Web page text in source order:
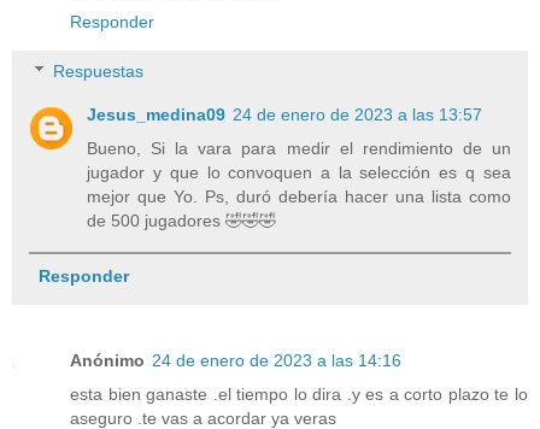
Responder
Respuestas
Jesus_medina09 24 de enero de 2023 a las 13:57
Bueno, Si la vara para medir el rendimiento de un
jugador y que lo convoquen a la selección es q sea
mejor que Yo. Ps, duró debería hacer una lista como
de 500 jugadores 🤣🤣🤣
Responder
Anónimo 24 de enero de 2023 a las 14:16
esta bien ganaste .el tiempo lo dira .y es a corto plazo te lo
aseguro .te vas a acordar ya veras